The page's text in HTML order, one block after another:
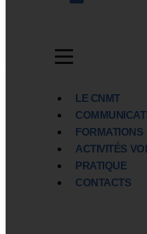
LE CNMT
FORMATIONS
ACTIVITÉS
PRATIQUE
CONTACTS